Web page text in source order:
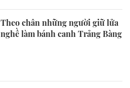
Theo chân những người giữ lửa
nghề làm bánh canh Trảng Bàng